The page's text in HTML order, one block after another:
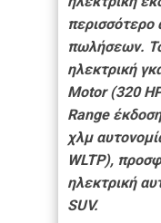
περισσότερο
πωλήσεων.
ηλεκτρική
Motor (320
Range
χλμ
WLTP),
ηλεκτρική
SUV.